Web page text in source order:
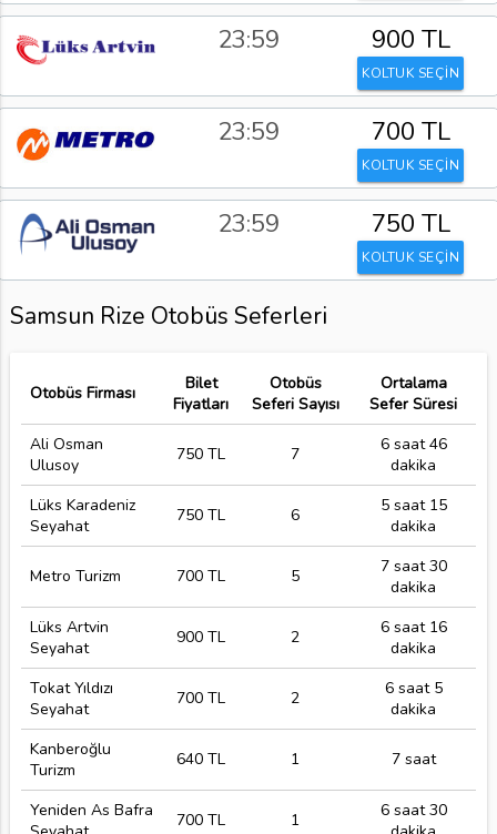
23:59 900 TL
KOLTUK SEÇİN
23:59 700 TL
KOLTUK SEÇİN
23:59 750 TL
KOLTUK SEÇİN
Samsun Rize Otobüs Seferleri
Otobüs Firması
Bilet
Fiyatları
Otobüs
Seferi Sayısı
Ortalama
Sefer Süresi
Ali Osman
Ulusoy
750 TL 7
6 saat 46
dakika
Lüks Karadeniz
Seyahat
750 TL 6
5 saat 15
dakika
Metro Turizm 700 TL 5
7 saat 30
dakika
Lüks Artvin
Seyahat
900 TL 2
6 saat 16
dakika
Tokat Yıldızı
Seyahat
700 TL 2
6 saat 5
dakika
Kanberoğlu
Turizm
640 TL 1 7 saat
Yeniden As Bafra
700 TL 1
6 saat 30